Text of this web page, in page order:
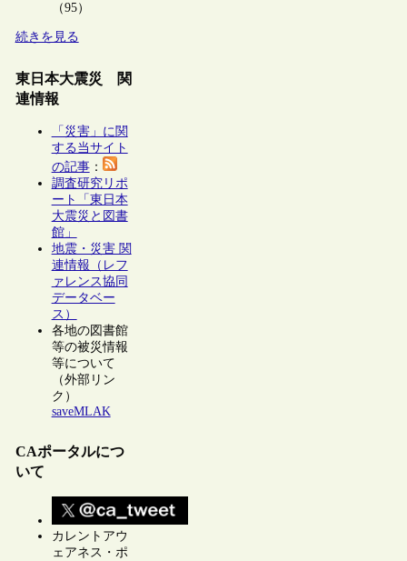
（95）
続きを見る
東日本大震災 関
連情報
「災害」に関
する当サイト
の記事：
調査研究リポ
ート「東日本
大震災と図書
館」
地震・災害 関
連情報（レフ
ァレンス協同
データベー
ス）
各地の図書館
等の被災情報
等について
（外部リン
ク）
saveMLAK
CAポータルにつ
いて
カレントアウ
ェアネス・ポ